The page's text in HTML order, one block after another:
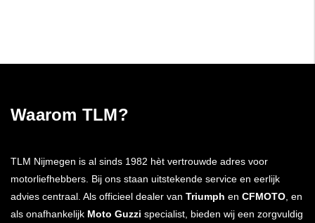
Waarom TLM?
TLM Nijmegen is al sinds 1982 hèt vertrouwde adres voor
motorliefhebbers. Bij ons staan uitstekende service en eerlijk
advies centraal. Als officieel dealer van Triumph en CFMOTO, en
als onafhankelijk Moto Guzzi specialist, bieden wij een zorgvuldig